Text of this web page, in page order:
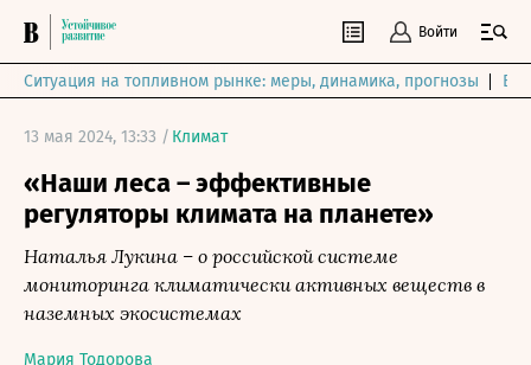
Войти
Ситуация на топливном рынке: меры, динамика, прогнозы
13 мая 2024, 13:33 / Климат
«Наши леса – эффективные
регуляторы климата на планете»
Наталья Лукина – о российской системе
мониторинга климатически активных веществ в
наземных экосистемах
Мария Тодорова